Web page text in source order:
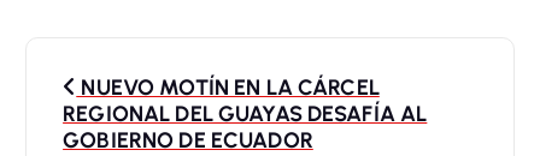
NUEVO MOTÍN EN LA CÁRCEL
REGIONAL DEL GUAYAS DESAFÍA AL
GOBIERNO DE ECUADOR